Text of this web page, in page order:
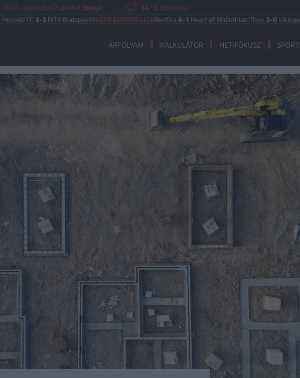
2026. augusztus 7. péntek Ibolya 34 °C Budapest
3-3MTK Budapest UEFA EURÓPA LIGABenfica6-1Heart of Midlothian|Thun3-0Vikingur
ÁRFOLYAM KALKULÁTOR HETIFÓKUSZ